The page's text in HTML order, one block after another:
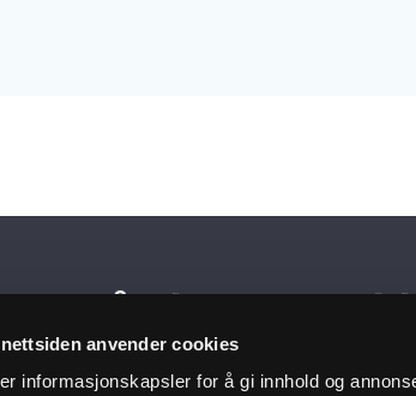
anvender cookies
informasjonskapsler for å gi innhold og
Få siste nytt i